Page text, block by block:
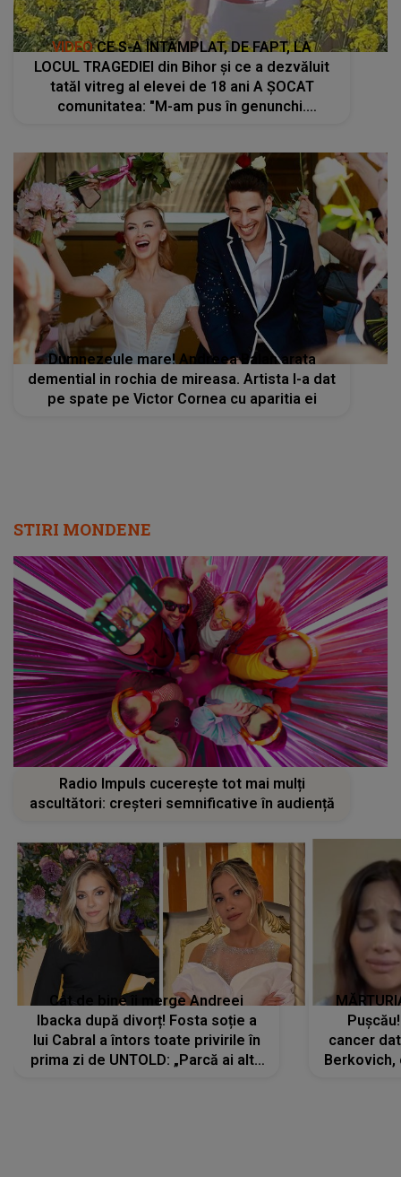
VIDEOCE S-A ÎNTÂMPLAT, DE FAPT, LA
LOCUL TRAGEDIEI din Bihor și ce a dezvăluit
tatăl vitreg al elevei de 18 ani A ȘOCAT
comunitatea: "M-am pus în genunchi.
Dumnezeule mare! Andreea Balan arata
demential in rochia de mireasa. Artista l-a dat
pe spate pe Victor Cornea cu aparitia ei
STIRI MONDENE
Radio Impuls cucerește tot mai mulți
ascultători: creșteri semnificative în audiență
Cât de bine îi merge Andreei
Ibacka după divorț! Fosta soție a
lui Cabral a întors toate privirile în
prima zi de UNTOLD: „Parcă ai altă
cancer
Berkovich,